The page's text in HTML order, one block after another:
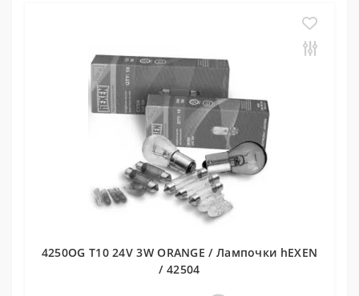
4250OG T10 24V 3W ORANGE / Лампочки hEXEN
/ 42504